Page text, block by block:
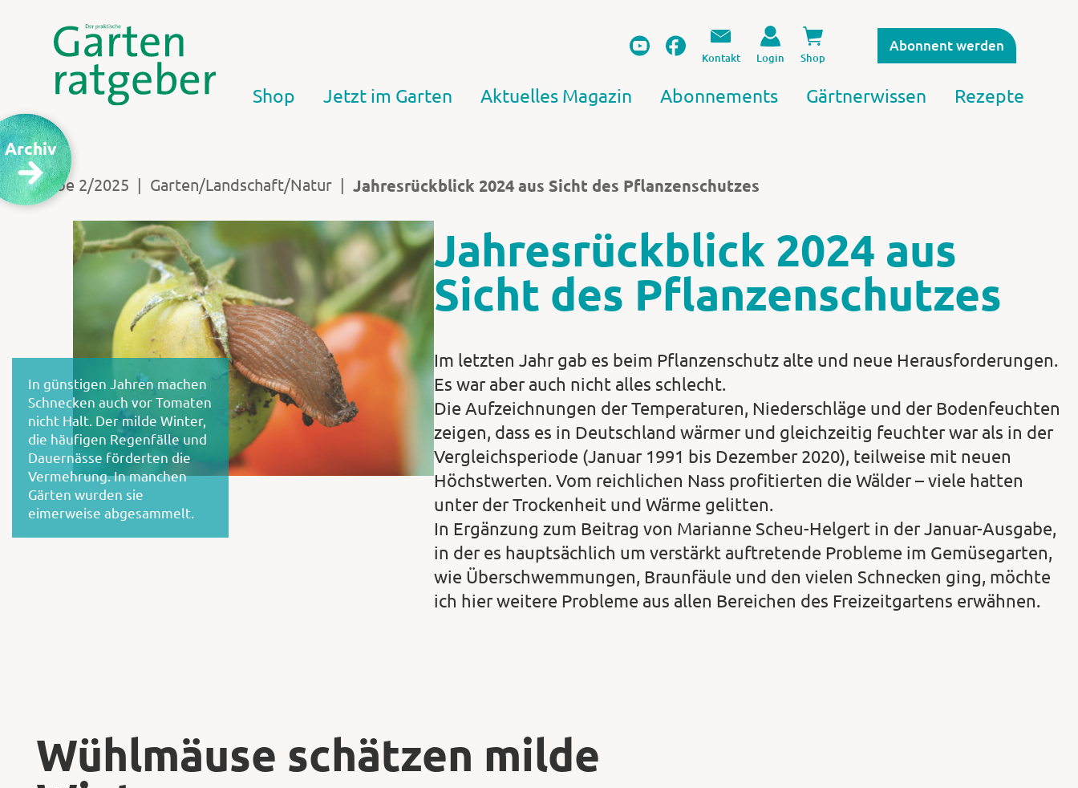
Kontakt Login Shop
Abonnent werden
Shop Jetzt im Garten Aktuelles Magazin Abonnements Gärtnerwissen Rezepte
Ausgabe 2/2025 | Garten/Landschaft/Natur | Jahresrückblick 2024 aus Sicht des Pflanzenschutzes
In günstigen Jahren machen
Schnecken auch vor Tomaten
nicht Halt. Der milde Winter,
die häufigen Regenfälle und
Dauernässe förderten die
Vermehrung. In manchen
Gärten wurden sie
eimerweise abgesammelt.
Jahresrückblick 2024 aus
Sicht des Pflanzenschutzes
Im letzten Jahr gab es beim Pflanzenschutz alte und neue Herausforderungen.
Es war aber auch nicht alles schlecht.
Die Aufzeichnungen der Temperaturen, Niederschläge und der Bodenfeuchten
zeigen, dass es in Deutschland wärmer und gleichzeitig feuchter war als in der
Vergleichsperiode (Januar 1991 bis Dezember 2020), teilweise mit neuen
Höchstwerten. Vom reichlichen Nass profitierten die Wälder – viele hatten
unter der Trockenheit und Wärme gelitten.
In Ergänzung zum Beitrag von Marianne Scheu-Helgert in der Januar-Ausgabe,
in der es hauptsächlich um verstärkt auftretende Probleme im Gemüsegarten,
wie Überschwemmungen, Braunfäule und den vielen Schnecken ging, möchte
ich hier weitere Probleme aus allen Bereichen des Freizeitgartens erwähnen.
Wühlmäuse schätzen milde
Archiv